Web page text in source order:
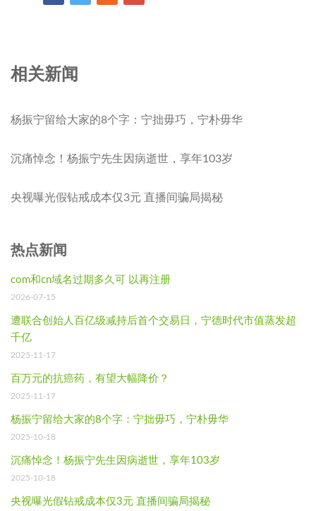
相关新闻
杨振宁留给大家的8个字：宁拙毋巧，宁朴毋华
沉痛悼念！杨振宁先生因病逝世，享年103岁
央视曝光假钻戒成本仅3元 直播间骗局揭秘
热点新闻
com和cn域名过期多久可 以再注册
2026-07-15
遭联合创始人百亿级减持后首个交易日，宁德时代市值蒸发超
千亿
2025-11-17
百万元的抗癌药，有望大幅降价？
2025-11-17
杨振宁留给大家的8个字：宁拙毋巧，宁朴毋华
2025-10-18
沉痛悼念！杨振宁先生因病逝世，享年103岁
2025-10-18
央视曝光假钻戒成本仅3元 直播间骗局揭秘